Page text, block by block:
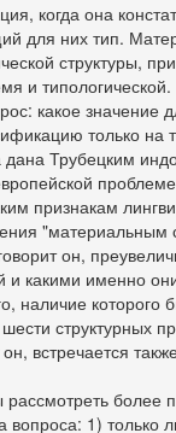
когда она
для них тип.
структуры,
и
какое значение
только на
Трубецким
признакам
он,
и какими именно
наличие
структурных
он, встречается
более
вопроса: 1)